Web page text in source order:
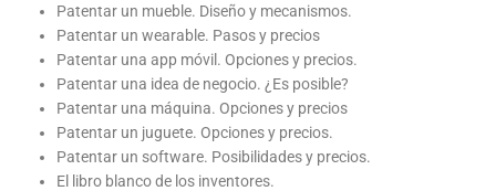
Patentar un mueble. Diseño y mecanismos.
Patentar un wearable. Pasos y precios
Patentar una app móvil. Opciones y precios.
Patentar una idea de negocio. ¿Es posible?
Patentar una máquina. Opciones y precios
Patentar un juguete. Opciones y precios.
Patentar un software. Posibilidades y precios.
El libro blanco de los inventores.